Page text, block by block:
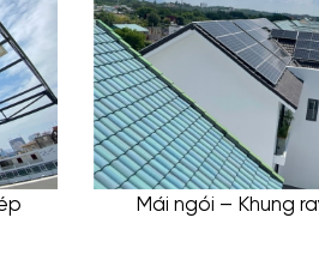
Mái ngói – Khung